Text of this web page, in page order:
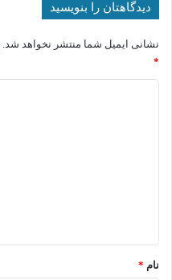
دیدگاهتان را بنویسید
نشانی ایمیل شما منتشر نخواهد شد.
*
نام *